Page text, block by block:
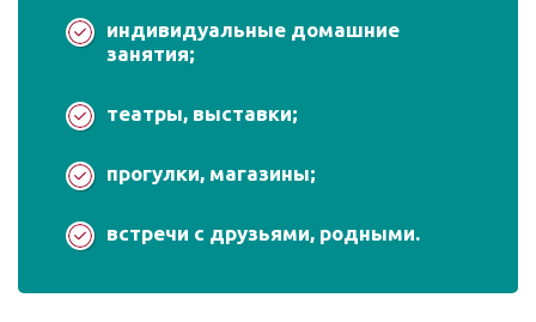
индивидуальные домашние
занятия;
театры, выставки;
прогулки, магазины;
встречи с друзьями, родными.